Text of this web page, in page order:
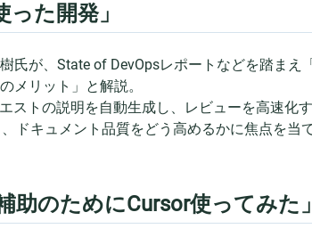
た開発」
氏が、State of DevOpsレポートなどを踏まえ
メリット」と解説。
ストの説明を自動生成し、レビューを高速化
ドキュメント品質をどう高めるかに焦点を当
のためにCursor使ってみた」